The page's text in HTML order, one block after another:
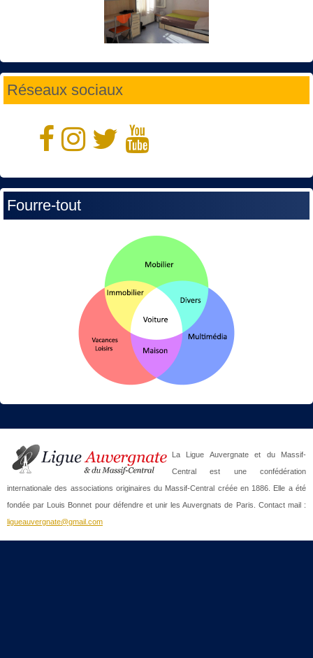
Réseaux sociaux
Fourre-tout
La Ligue Auvergnate et du Massif-
Central est une confédération
internationale des associations originaires du Massif-Central créée en 1886. Elle a été
fondée par Louis Bonnet pour défendre et unir les Auvergnats de Paris. Contact mail :
ligueauvergnate@gmail.com